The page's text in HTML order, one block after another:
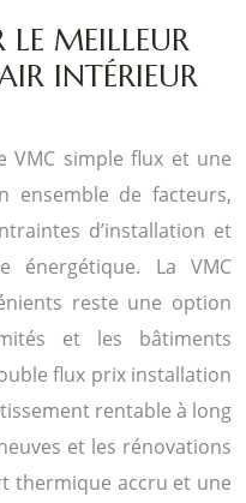
MEILLEUR
INTÉRIEUR
VMC simple flux et une
ensemble de facteurs,
d’installation et
énergétique. La VMC
reste une option
et les bâtiments
flux prix installation
rentable à long
et les rénovations
thermique accru et une